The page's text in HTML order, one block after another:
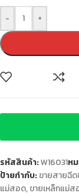
- +
รหัสสินค้า:W16031ห
ป้ายกำกับ:ขายสายฉี
แม่สอด,ขายเหล็กแม่ส